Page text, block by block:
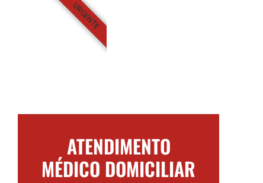
ATENDIMENTO
MÉDICO DOMICILIAR
URGENTE